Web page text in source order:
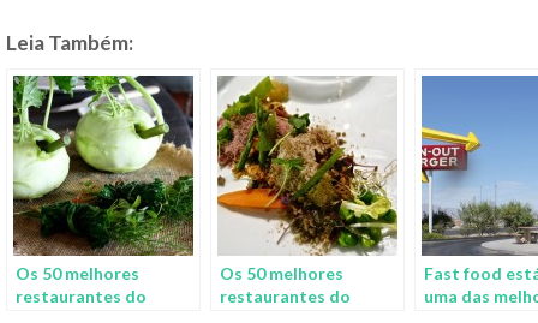
Leia Também:
Os 50 melhores
restaurantes do
Os 50 melhores
restaurantes do
Fast food
uma das